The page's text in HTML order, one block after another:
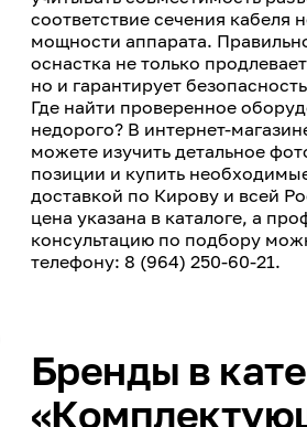
соответствие сечения кабеля
мощности аппарата.
оснастка не только
но и гарантирует
Где найти проверенное
недорого? В интернет-
можете изучить детальное
позиции и купить
доставкой по Кирову и всей
цена указана в каталоге, а
консультацию по подбору
телефону: 8 (964) 250-60-21.
Бренды в